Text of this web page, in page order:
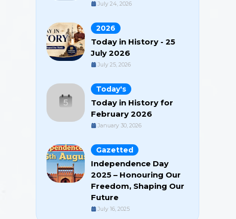
July 24, 2026
2026
Today in History - 25
July 2026
July 25, 2026
Today's
Today in History for
February 2026
January 30, 2026
Gazetted
Independence Day
2025 – Honouring Our
Freedom, Shaping Our
Future
July 16, 2025